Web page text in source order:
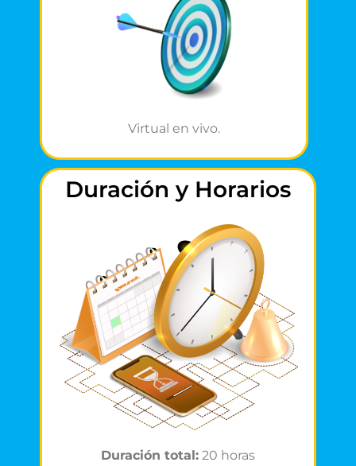
Virtual en vivo.
Duración y Horarios
Duración total: 20 horas